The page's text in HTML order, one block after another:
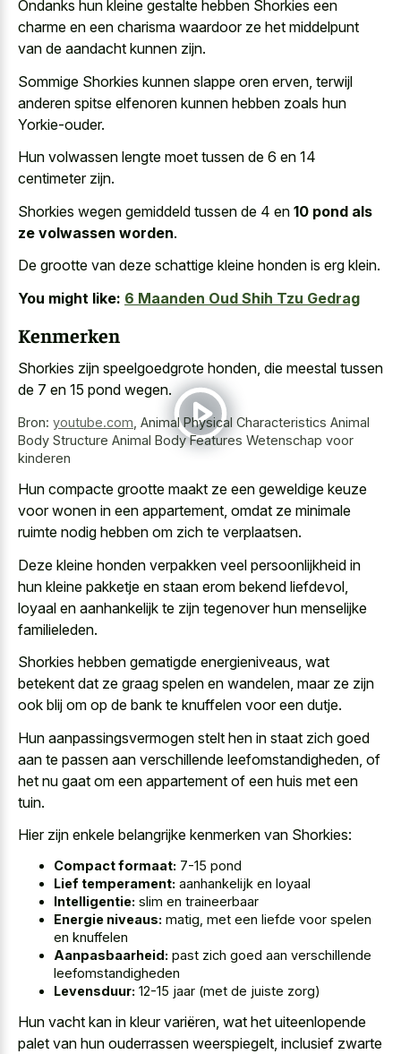
Ondanks hun kleine gestalte hebben Shorkies een
charme en een charisma waardoor ze het middelpunt
van de aandacht kunnen zijn.
Sommige Shorkies kunnen slappe oren erven, terwijl
anderen spitse elfenoren kunnen hebben zoals hun
Yorkie-ouder.
Hun volwassen lengte moet tussen de 6 en 14
centimeter zijn.
Shorkies wegen gemiddeld tussen de 4 en 10 pond als
ze volwassen worden.
De grootte van deze schattige kleine honden is erg klein.
You might like: 6 Maanden Oud Shih Tzu Gedrag
Kenmerken
Shorkies zijn speelgoedgrote honden, die meestal tussen
de 7 en 15 pond wegen.
Bron: youtube.com Animal Physical Characteristics Animal
Body Structure Animal Body Features Wetenschap voor
kinderen
Hun compacte grootte maakt ze een geweldige keuze
voor wonen in een appartement, omdat ze minimale
ruimte nodig hebben om zich te verplaatsen.
Deze kleine honden verpakken veel persoonlijkheid in
hun kleine pakketje en staan erom bekend liefdevol,
loyaal en aanhankelijk te zijn tegenover hun menselijke
familieleden.
Shorkies hebben gematigde energieniveaus, wat
betekent dat ze graag spelen en wandelen, maar ze zijn
ook blij om op de bank te knuffelen voor een dutje.
Hun aanpassingsvermogen stelt hen in staat zich goed
aan te passen aan verschillende leefomstandigheden, of
het nu gaat om een appartement of een huis met een
tuin.
Hier zijn enkele belangrijke kenmerken van Shorkies:
Compact formaat: 7-15 pond
Lief temperament: aanhankelijk en loyaal
Intelligentie: slim en traineerbaar
Energie niveaus: matig, met een liefde voor spelen
en knuffelen
Aanpasbaarheid: past zich goed aan verschillende
leefomstandigheden
Levensduur: 12-15 jaar (met de juiste zorg)
Hun vacht kan in kleur variëren, wat het uiteenlopende
palet van hun ouderrassen weerspiegelt, inclusief zwarte